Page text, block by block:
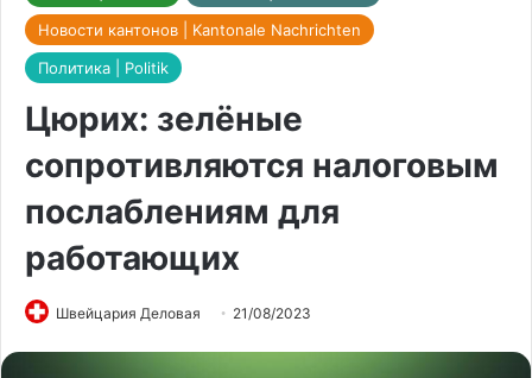
Новости кантонов | Kantonale Nachrichten
Политика | Politik
Цюрих: зелёные
сопротивляются налоговым
послаблениям для
работающих
Швейцария Деловая 21/08/2023